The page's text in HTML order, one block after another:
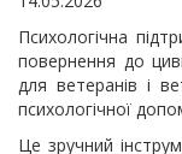
Психологічна
повернення до
для ветеранів і
психологічної
Це зручний